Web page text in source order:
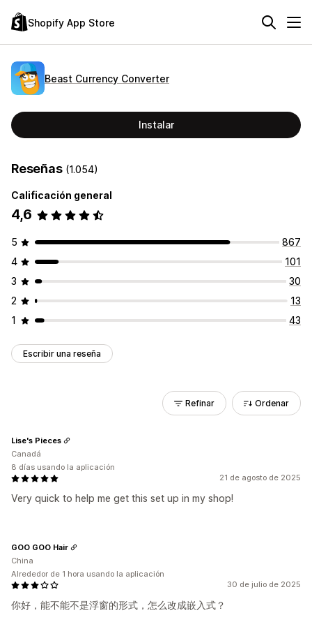
Shopify App Store
Beast Currency Converter
Instalar
Reseñas (1.054)
Calificación general
4,6
5
867
4
101
3
30
2
13
1
43
Escribir una reseña
Refinar Ordenar
21 de agosto de 2025
Very quick to help me get this set up in my shop!
Lise's Pieces
Canadá
8 días usando la aplicación
30 de julio de 2025
你好，能不能不是浮窗的形式，怎么改成嵌入式？
GOO GOO Hair
China
Alrededor de 1 hora usando la aplicación